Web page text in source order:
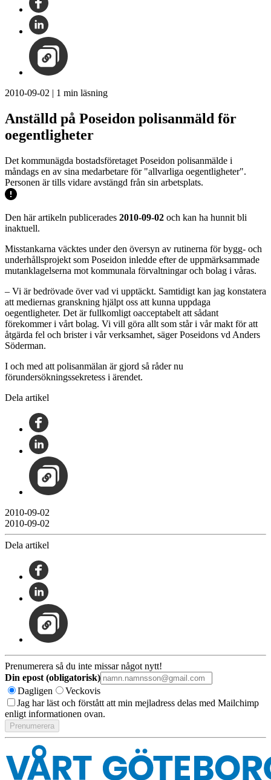
2010-09-02 | 1 min läsning
Anställd på Poseidon polisanmäld för
oegentligheter
Det kommunägda bostadsföretaget Poseidon polisanmälde i
måndags en av sina medarbetare för "allvarliga oegentligheter".
Personen är tills vidare avstängd från sin arbetsplats.
Den här artikeln publicerades 2010-09-02 och kan ha hunnit bli
inaktuell.
Misstankarna väcktes under den översyn av rutinerna för bygg- och
underhållsprojekt som Poseidon inledde efter de uppmärksammade
mutanklagelserna mot kommunala förvaltningar och bolag i våras.
– Vi är bedrövade över vad vi upptäckt. Samtidigt kan jag konstatera
att mediernas granskning hjälpt oss att kunna uppdaga
oegentligheter. Det är fullkomligt oacceptabelt att sådant
förekommer i vårt bolag. Vi vill göra allt som står i vår makt för att
åtgärda fel och brister i vår verksamhet, säger Poseidons vd Anders
Söderman.
I och med att polisanmälan är gjord så råder nu
förundersökningssekretess i ärendet.
Dela artikel
2010-09-02
2010-09-02
Dela artikel
Prenumerera så du inte missar något nytt!
Din epost (obligatorisk)
Dagligen
Veckovis
Jag har läst och förstått att min mejladress delas med Mailchimp
enligt informationen ovan.